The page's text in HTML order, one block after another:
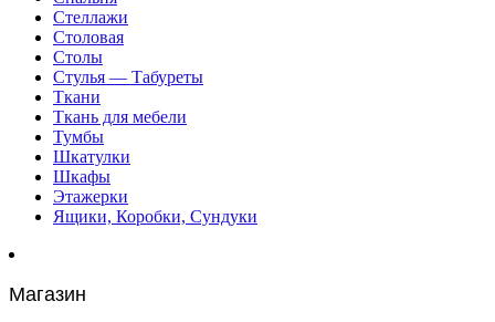
Стеллажи
Столовая
Столы
Стулья — Табуреты
Ткани
Ткань для мебели
Тумбы
Шкатулки
Шкафы
Этажерки
Ящики, Коробки, Сундуки
Магазин